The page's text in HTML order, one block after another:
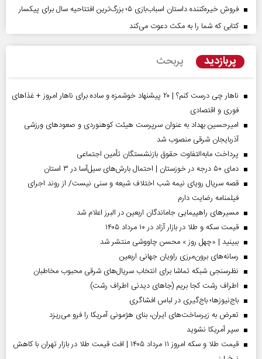
فروش خیره‌کننده داستان اسباب‌بازی ۵؛ بزرگ‌ترین افتتاحیه سال برای پیکسار
کتابی که شما را به مکث دعوت می‌کند
پربازدید پربحث
ناهار چی درست کنم؟ | ۲۰ پیشنهاد خوشمزه و ساده برای ناهار امروز + غذاهای
فوری و اقتصادی
امیرحسین بهداد به عنوان سرپرست هیئت کوهنوردی و صعودهای ورزشی
آذربایجان شرقی منصوب شد
پرداخت مابه‌التفاوت حقوق بازنشستگان تأمین اجتماعی
دمای ۵۰ درجه در خوزستان | احتمال بارش‌های سیل‌آسا در ۳ استان
قصه سریال رویای نیمه شب اختلاف شیعه و سنی نیست/ از روند اجرای
فیلمنامه رضایت دارم
مسیر‌های راهپیمایی جاماندگان اربعین در البرز اعلام شد
قیمت سکه و طلا در بازار آزاد در ۱۰ مرداد ۱۴۰۵
ببینید | «چهل روز » محسن چاووشی منتشر شد
رسانه‌های برون‌مرزی راویان جهانی اربعین
نظرسنجی شبکه تماشا برای انتخاب سریال‌های شرقی محبوب مخاطبان
اطراف رشت کجا بریم (جاهای دیدنی اطراف رشت)
باج‌نیوزها؛ باج‌گیری در لباس افشاگری
تعرض به زیرساخت‌های ایران، بنای هژمونی آمریکا را فرو می‌ریزد
سپر آمریکا نشوید
قیمت طلا و سکه امروز ۱۱ مرداد ۱۴۰۵ | افت قیمت طلا در بازار تهران با کاهش